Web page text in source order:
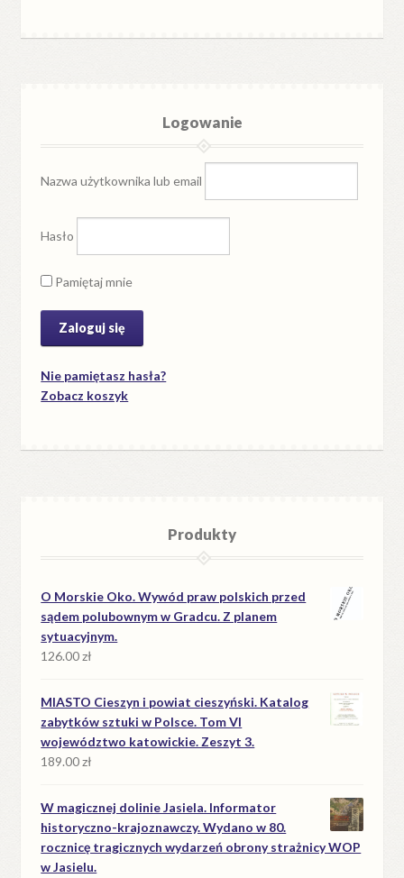
Logowanie
Nazwa użytkownika lub email
Hasło
Pamiętaj mnie
Nie pamiętasz hasła?
Zobacz koszyk
Produkty
O Morskie Oko. Wywód praw polskich przed
sądem polubownym w Gradcu. Z planem
sytuacyjnym.
126.00zł
MIASTO Cieszyn i powiat cieszyński. Katalog
zabytków sztuki w Polsce. Tom VI
województwo katowickie. Zeszyt 3.
189.00zł
W magicznej dolinie Jasiela. Informator
historyczno-krajoznawczy. Wydano w 80.
rocznicę tragicznych wydarzeń obrony strażnicy WOP
w Jasielu.